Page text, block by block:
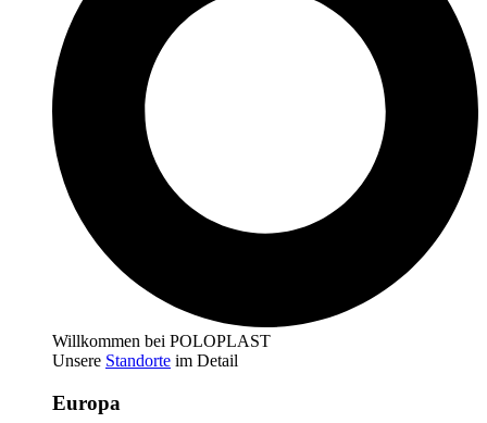
Willkommen bei POLOPLAST
Unsere Standorte im Detail
Europa